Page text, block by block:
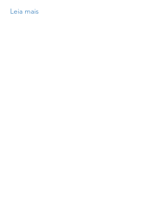
Leia mais